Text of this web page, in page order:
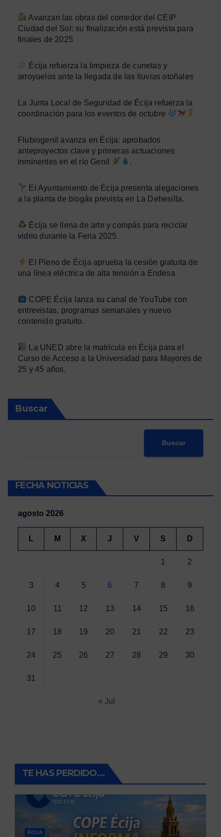
Avanzan las obras del comedor del CEIP
Ciudad del Sol: su finalización está prevista para
finales de 2025
Écija refuerza la limpieza de cunetas y
arroyuelos ante la llegada de las lluvias otoñales
La Junta Local de Seguridad de Écija refuerza la
coordinación para los eventos de octubre
Flubiogenil avanza en Écija: aprobados
anteproyectos clave y primeras actuaciones
inminentes en el río Genil
.
El Ayuntamiento de Écija presenta alegaciones
a la planta de biogás prevista en La Dehesilla.
Écija se llena de arte y compás para reciclar
vidrio durante la Feria 2025.
El Pleno de Écija aprueba la cesión gratuita de
una línea eléctrica de alta tensión a Endesa
COPE Écija lanza su canal de YouTube con
entrevistas, programas semanales y nuevo
contenido gratuito.
La UNED abre la matrícula en Écija para el
Curso de Acceso a la Universidad para Mayores de
25 y 45 años.
Buscar
Buscar
FECHA NOTICIAS
agosto 2026
L M X J V S D
1 2
3 4 5 6 7 8 9
10 11 12 13 14 15 16
17 18 19 20 21 22 23
24 25 26 27 28 29 30
31
« Jul
TE HAS PERDIDO...
ÉCIJA